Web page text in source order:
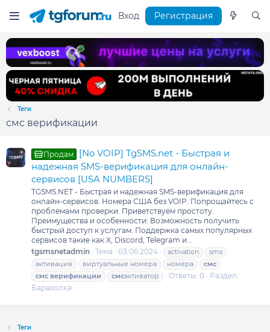
Вход Регистрация
Теги
смс верификации
Продам
[No VOIP] TgSMS.net - Быстрая и
надежная SMS-верификация для онлайн-
сервисов [USA NUMBERS]
TGSMS.NET - Быстрая и надежная SMS-верификация для
онлайн-сервисов. Номера США без VOIP. Попрощайтесь с
проблемами проверки. Приветствуем простоту.
Преимущества и особенности: Возможность получить
быстрый доступ к услугам. Поддержка самых популярных
сервисов такие как X, Discord, Telegram и...
tgsmsnetadmin Тема 03.06.2024 activation
sms
активация
виртуальные номера номера
смс
смс верификации смсактиватор Ответы: 0
Раздел:
Барахолка
Теги